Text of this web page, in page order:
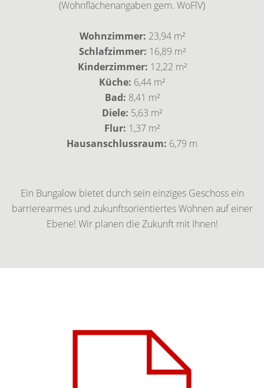
(Wohnflächenangaben gem. WoFlV)
Wohnzimmer: 23,94 m²
Schlafzimmer: 16,89 m²
Kinderzimmer: 12,22 m²
Küche: 6,44 m²
Bad: 8,41 m²
Diele: 5,63 m²
Flur: 1,37 m²
Hausanschlussraum: 6,79 m
Ein Bungalow bietet durch sein einziges Geschoss ein
barrierearmes und zukunftsorientiertes Wohnen auf einer
Ebene! Wir planen die Zukunft mit Ihnen!